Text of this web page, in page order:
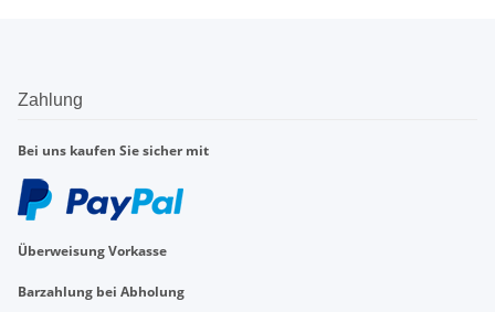
Zahlung
Bei uns kaufen Sie sicher mit
Überweisung Vorkasse
Barzahlung bei Abholung